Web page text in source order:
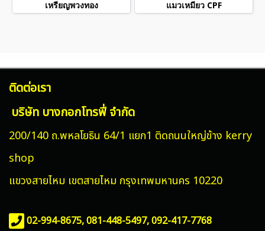
เหรียญพวงทอง แมวเหมียว CPF
ติดต่อเรา
บริษัท บางกอกโทรฟี่ จำกัด
200/140 ถ.พหลโยธิน 64/1 แยก1 ติดถนนใหญ่ข้าง kerry
shop
แขวงสายไหม เขตสายไหม กรุงเทพมหานคร 10220
02-994-8675, 081-448-5497,092-417-7768